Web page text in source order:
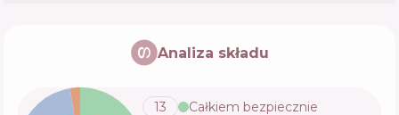
Cell Fusion Glass Skin Tone Up Cream
Aktywne
Analiza składu
13
Całkiem bezpiecznie